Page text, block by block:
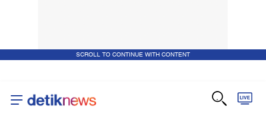
SCROLL TO CONTINUE WITH CONTENT